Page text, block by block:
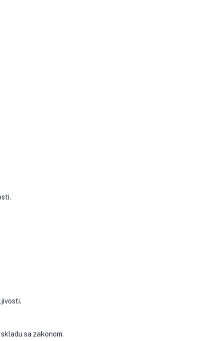
sa zakonom.